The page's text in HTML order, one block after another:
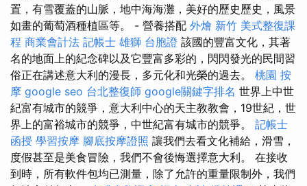
置，有雪覆蓋的山脈，地中海海灘，美好的歷史歷史，風景
如畫的葡萄酒種植區等。 - 營養搭配 外燴 新竹 美式整復課
程 商業會計法 記帳士 雄獅 台胞證 該國的豐富文化，其著
名的地面上的紀念碑以及它豐富多彩的，閃閃發光的民間習
俗正在講述意大利的漫長，多元化和光榮的過去。 桃園 按
摩 google seo 台北整復師 google關鍵字排名 世界上中世
紀富有城市的競爭，意大利中心的天主教教會，19世紀，世
界上的富裕城市的競爭，中世紀富有城市的競爭。 記帳士
函授 學習按摩 腳底按摩證照 讓我們去看文化補給，滑雪，
度假甚至是美食冒險，我們不會後悔選擇意大利。 在接收
到時，所有軟件包均已測量，除了允許的重量限制外，我們